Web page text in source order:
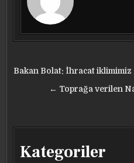
Yazı
gezinmesi
Bakan Bolat: İhracat
← Toprağa verilen
Kategoriler